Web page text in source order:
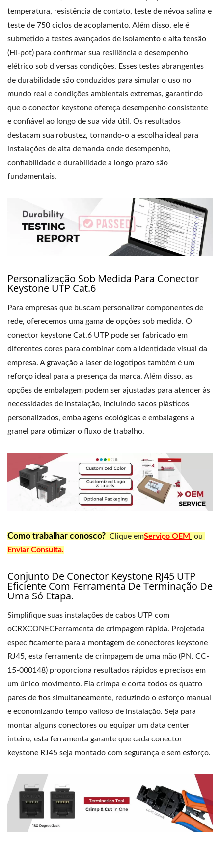
temperatura, resistência de contato, teste de névoa salina e
teste de 750 ciclos de acoplamento. Além disso, ele é
submetido a testes avançados de isolamento e alta tensão
(Hi-pot) para confirmar sua resiliência e desempenho
elétrico sob diversas condições. Esses testes abrangentes
de durabilidade são conduzidos para simular o uso no
mundo real e condições ambientais extremas, garantindo
que o conector keystone ofereça desempenho consistente
e confiável ao longo de sua vida útil. Os resultados
destacam sua robustez, tornando-o a escolha ideal para
instalações de alta demanda onde desempenho,
confiabilidade e durabilidade a longo prazo são
fundamentais.
Personalização Sob Medida Para Conector
Keystone UTP Cat.6
Para empresas que buscam personalizar componentes de
rede, oferecemos uma gama de opções sob medida. O
conector keystone Cat.6 UTP pode ser fabricado em
diferentes cores para combinar com a identidade visual da
empresa. A gravação a laser de logotipos também é um
reforço ideal para a presença da marca. Além disso, as
opções de embalagem podem ser ajustadas para atender às
necessidades de instalação, incluindo sacos plásticos
personalizados, embalagens ecológicas e embalagens a
granel para otimizar o fluxo de trabalho.
Como trabalhar conosco? Clique emServiço OEM ou
Enviar Consulta.
Conjunto De Conector Keystone RJ45 UTP
Eficiente Com Ferramenta De Terminação De
Uma Só Etapa.
Simplifique suas instalações de cabos UTP com
oCRXCONECFerramenta de crimpagem rápida. Projetada
especificamente para a montagem de conectores keystone
RJ45, esta ferramenta de crimpagem de uma mão (PN. CC-
15-000148) proporciona resultados rápidos e precisos em
um único movimento. Ela crimpa e corta todos os quatro
pares de fios simultaneamente, reduzindo o esforço manual
e economizando tempo valioso de instalação. Seja para
montar alguns conectores ou equipar um data center
inteiro, esta ferramenta garante que cada conector
keystone RJ45 seja montado com segurança e sem esforço.